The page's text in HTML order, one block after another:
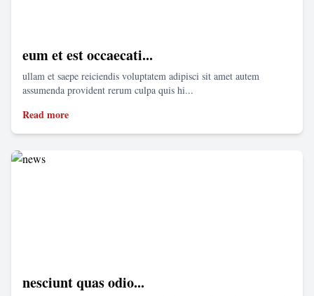
eum et est occaecati...
ullam et saepe reiciendis voluptatem adipisci sit amet autem
assumenda provident rerum culpa quis hi...
Read more
nesciunt quas odio...